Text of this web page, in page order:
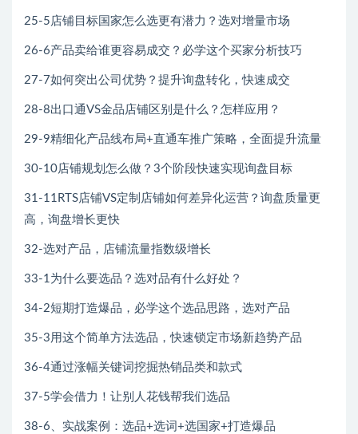
25-5店铺目标国家怎么选更有潜力？选对增量市场
26-6产品卖给谁更容易成交？必学这个买家分析技巧
27-7如何突出公司优势？提升询盘转化，快速成交
28-8出口通VS金品店铺区别是什么？怎样应用？
29-9精细化产品线布局+直通车推广策略，全面提升流量
30-10店铺规划怎么做？3个阶段快速实现询盘目标
31-11RTS店铺VS定制店铺如何差异化运营？询盘质量更
高，询盘增长更快
32-选对产品，店铺流量指数级增长
33-1为什么要选品？选对品有什么好处？
34-2短期打造爆品，必学这个选品思路，选对产品
35-3用这个简单方法选品，快速锁定市场新趋势产品
36-4通过涨幅关键词挖掘热销品类和款式
37-5学会借力！让别人花钱帮我们选品
38-6、实战案例：选品+选词+选国家+打造爆品